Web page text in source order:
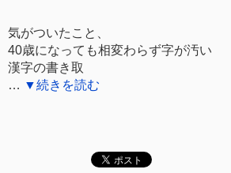
気がついたこと、
40歳になっても相変わらず字が汚い
漢字の書き取
▼続きを読む